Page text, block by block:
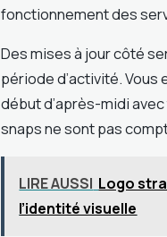
fonctionnement des
Des mises à jour côté
période d’activité. Vous
début d’après-midi
snaps ne sont pas
LIRE AUSSI Logo
l’identité visuelle